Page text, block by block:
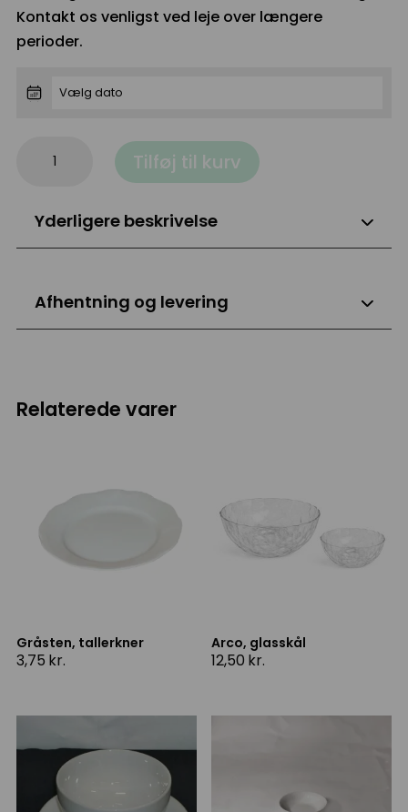
Kontakt os venligst ved leje over længere
perioder.
Tilføj til kurv
Yderligere beskrivelse
Afhentning og levering
Relaterede varer
Gråsten, tallerkner
3,75 kr.
Arco, glasskål
12,50 kr.